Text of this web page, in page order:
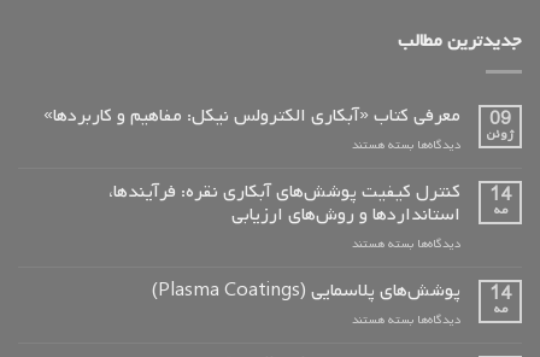
جدیدترین مطالب
09
ژوئن
معرفی کتاب «آبکاری الکترولس نیکل: مفاهیم و کاربردها»
دیدگاه‌ها برای
کتاب
«آبکاری
الکترولس
نیکل:
و
کاربردها»
بسته هستند
14
مه
کنترل کیفیت پوشش‌های آبکاری نقره: فرآیندها،
استانداردها و روش‌های ارزیابی
دیدگاه‌ها برای
کیفیت
پوشش‌های
آبکاری
بسته هستند
14
مه
پوشش‌های پلاسمایی (Plasma Coatings)
دیدگاه‌ها برای
بسته هستند